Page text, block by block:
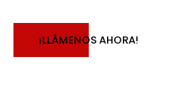
¡LLÁMENOS AHORA!